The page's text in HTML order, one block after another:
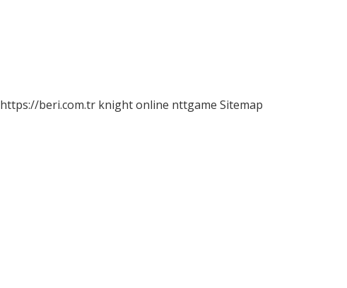
https://beri.com.tr knight online nttgame Sitemap